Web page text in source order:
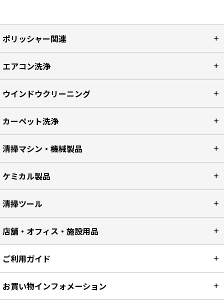
ポリッシャー関連
エアコン洗浄
ウインドウクリーニング
カーペット洗浄
清掃マシン・機械製品
ケミカル製品
清掃ツール
店舗・オフィス・施設用品
ご利用ガイド
お買い物インフォメーション